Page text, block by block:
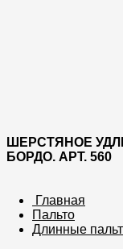
ШЕРСТЯНОЕ
БОРДО. АРТ. 560
Главная
Пальто
Длинные